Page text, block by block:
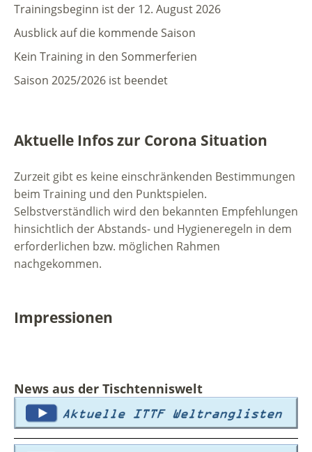
Trainingsbeginn ist der 12. August 2026
Ausblick auf die kommende Saison
Kein Training in den Sommerferien
Saison 2025/2026 ist beendet
Aktuelle Infos zur Corona Situation
Zurzeit gibt es keine einschränkenden Bestimmungen
beim Training und den Punktspielen.
Selbstverständlich wird den bekannten Empfehlungen
hinsichtlich der Abstands- und Hygieneregeln in dem
erforderlichen bzw. möglichen Rahmen
nachgekommen.
Impressionen
News aus der Tischtenniswelt